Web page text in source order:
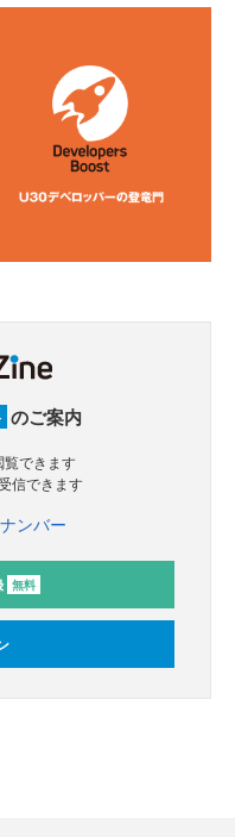
のご案内
覧できます
信できます
ンバー
無料